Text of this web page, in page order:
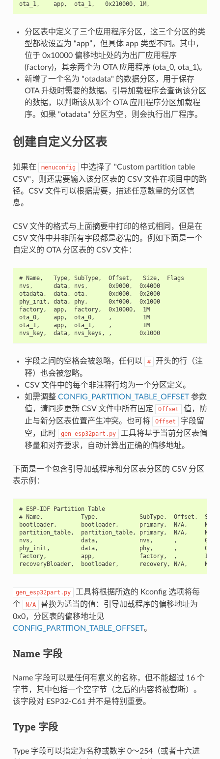
分区表中定义了三个应用程序分区，这三个分区的类
型都被设置为 “app”，但具体 app 类型不同。其中，
位于 0x10000 偏移地址处的为出厂应用程序
(factory)，其余两个为 OTA 应用程序 (ota_0, ota_1)。
新增了一个名为 "otadata" 的数据分区，用于保存
OTA 升级时需要的数据。引导加载程序会查询该分区
的数据，以判断该从哪个 OTA 应用程序分区加载程
序。如果 "otadata" 分区为空，则会执行出厂程序。
创建自定义分区表
如果在 menuconfig
中选择了 "Custom partition table
CSV"，则还需要输入该分区表的 CSV 文件在项目中的路
径。CSV 文件可以根据需要，描述任意数量的分区信
息。
CSV 文件的格式与上面摘要中打印的格式相同，但是在
CSV 文件中并非所有字段都是必需的。例如下面是一个
自定义的 OTA 分区表的 CSV 文件：
# Name,   Type, SubType,  Offset,   Size,  Flags
nvs,      data, nvs,      0x9000,  0x4000
otadata,  data, ota,      0xd000,  0x2000
phy_init, data, phy,      0xf000,  0x1000
factory,  app,  factory,  0x10000,  1M
ota_0,    app,  ota_0,    ,         1M
ota_1,    app,  ota_1,    ,         1M
nvs_key,  data, nvs_keys, ,        0x1000
字段之间的空格会被忽略，任何以 #
开头的行（注
释）也会被忽略。
CSV 文件中的每个非注释行均为一个分区定义。
如需调整 CONFIG_PARTITION_TABLE_OFFSET参数
值，请同步更新 CSV 文件中所有固定
Offset
值，防
止与新分区表位置产生冲突。也可将
Offset
字段留
空，此时
gen_esp32part.py
工具将基于当前分区表偏
移量和对齐要求，自动计算出正确的偏移地址。
下面是一个包含引导加载程序和分区表分区的 CSV 分区
表示例：
# ESP-IDF Partition Table
# Name,           Type,            SubType,  Offset,
bootloader,       bootloader,      primary,  N/A,     N/A,
partition_table,  partition_table, primary,  N/A,     N/A,
nvs,              data,            nvs,      ,
phy_init,         data,            phy,      ,
factory,          app,             factory,  ,        1M,
gen_esp32part.py
工具将根据所选的 Kconfig 选项将每
个
N/A
替换为适当的值：引导加载程序的偏移地址为
0x0，分区表的偏移地址见
CONFIG_PARTITION_TABLE_OFFSET。
Name 字段
Name 字段可以是任何有意义的名称，但不能超过 16 个
字节，其中包括一个空字节（之后的内容将被截断）。
该字段对 ESP32-C61 并不是特别重要。
Type 字段
Type 字段可以指定为名称或数字 0～254（或者十六进